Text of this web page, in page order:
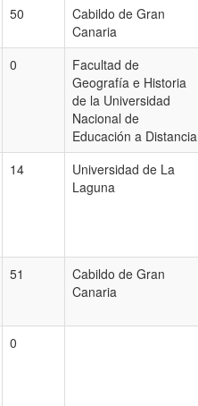
50
Cabildo de Gran
Canaria
0
Facultad de
Geografía e Historia
de la Universidad
Nacional de
Educación a Distancia
14
Universidad de La
Laguna
51
Cabildo de Gran
Canaria
0